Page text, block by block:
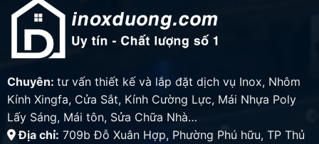
Chuyên: tư vấn thiết kế và lắp đặt dịch vụ Inox, Nhôm
Kính Xingfa, Cửa Sắt, Kính Cường Lực, Mái Nhựa Poly
Lấy Sáng, Mái tôn, Sửa Chữa Nhà…
Địa chỉ: 709b Đỗ Xuân Hợp, Phường Phú hữu, TP Thủ